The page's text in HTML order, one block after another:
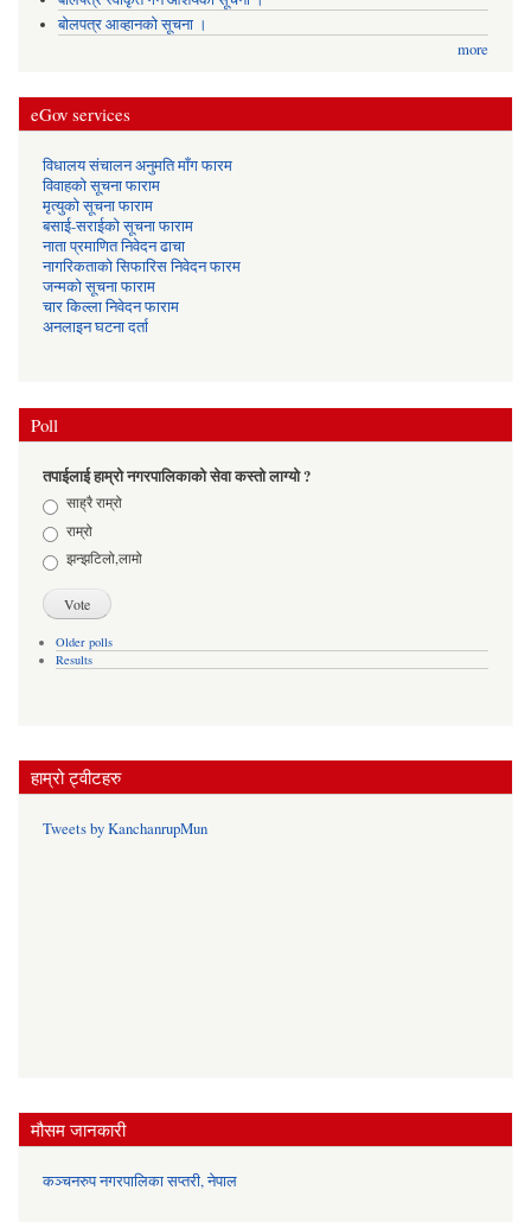
बोलपत्र आव्हानको सूचना ।
more
eGov services
विधालय संचालन अनुमति माँग फारम
विवाहको सूचना फाराम
मृत्युको सूचना फाराम
बसाई-सराईको सूचना फाराम
नाता प्रमाणित निवेदन ढाचा
नागरिकताको सिफारिस निवेदन फारम
जन्मको सूचना फाराम
चार किल्ला निवेदन फाराम
अनलाइन घटना दर्ता
Poll
तपाईलाई हाम्रो नगरपालिकाको सेवा कस्तो लाग्यो ?
Choicesसाह्रै राम्रो
राम्रो
झन्झटिलो,लामो
Older polls
Results
हाम्रो ट्वीटहरु
Tweets by KanchanrupMun
मौसम जानकारी
कञ्चनरुप नगरपालिका सप्तरी, नेपाल